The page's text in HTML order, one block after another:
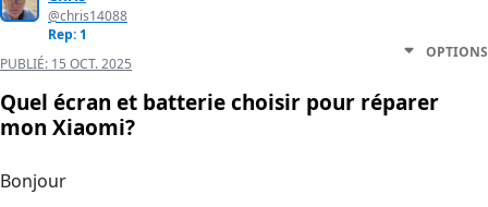
@chris14088
Rep: 1
PUBLIÉ: 15 OCT. 2025
OPTIONS
Quel écran et batterie choisir pour réparer
mon Xiaomi?
Bonjour